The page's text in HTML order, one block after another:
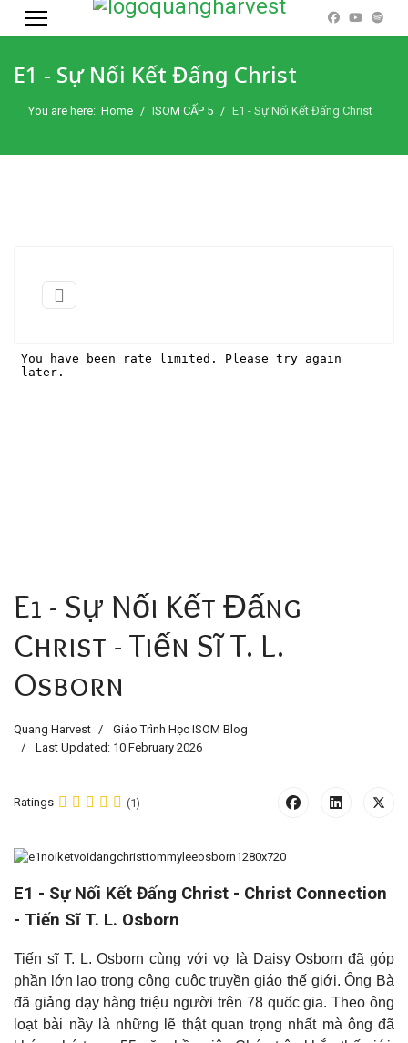
E1 - Sự Nối Kết Đấng Christ
You are here: Home ISOM CẤP 5 E1 - Sự Nối Kết Đấng Christ
E1 - Sự Nối Kết Đấng
Christ - Tiến Sĩ T. L.
Osborn
Quang Harvest
Giáo Trình Học ISOM Blog
Last Updated: 10 February 2026
Ratings (1)
E1 - Sự Nối Kết Đấng Christ - Christ Connection
- Tiến Sĩ T. L. Osborn
Tiến sĩ T. L. Osborn cùng với vợ là Daisy Osborn đã góp
phần lớn lao trong công cuộc truyền giáo thế giới. Ông Bà
đã giảng dạy hàng triệu người trên 78 quốc gia. Theo ông
loạt bài nầy là những lẽ thật quan trọng nhất mà ông đã